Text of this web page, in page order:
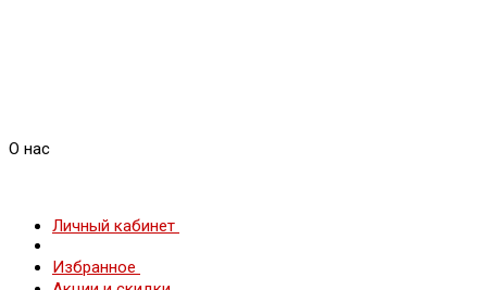
О нас
Личный кабинет
Избранное